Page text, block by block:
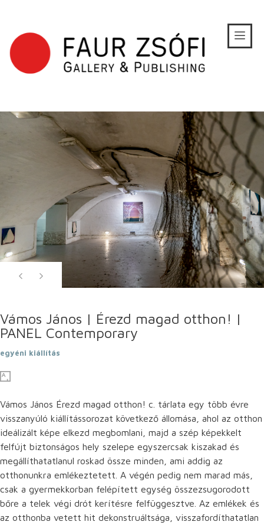
Vámos János | Érezd magad otthon! |
PANEL Contemporary
egyéni kiállítás
Vámos János Érezd magad otthon! c. tárlata egy több évre
visszanyúló kiállítássorozat következő állomása, ahol az otthon
ideálizált képe elkezd megbomlani, majd a szép képekkelt
felfújt biztonságos hely szelepe egyszercsak kiszakad és
megállíthatatlanul roskad össze minden, ami addig az
otthonunkra emlékeztetett. A végén pedig nem marad más,
csak a gyermekkorban felépített egység összezsugorodott
bőre a telek végi drót kerítésre felfüggesztve. Az emlékek és
az otthonba vetett hit dekonstruáltsága, visszafordíthatatlan